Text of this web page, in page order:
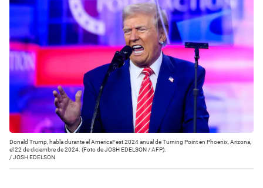
Donald Trump, habla durante el AmericaFest 2024 anual de Turning Point en Phoenix, Arizona,
el 22 de diciembre de 2024. (Foto de JOSH EDELSON / AFP).
/JOSH EDELSON